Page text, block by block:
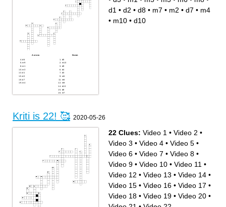
Across
d6
m9
m1
m3
d1
d2
d7
m4
Down
d5
m10
d9
d4
d3
m5
m6
m8
d10
d8
m7
d1 • d2 • d8 • m7 • m2 • d7 • m4
• m10 • d10
Kriti is 22! 🥰 2020-05-26
22 Clues: Video 1 • Video 2 •
Video 3 • Video 4 • Video 5 •
Video 6 • Video 7 • Video 8 •
Video 9 • Video 10 • Video 11 •
Video 12 • Video 13 • Video 14 •
Video 15 • Video 16 • Video 17 •
Video 18 • Video 19 • Video 20 •